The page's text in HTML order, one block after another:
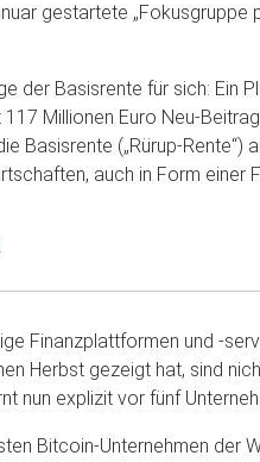
gestartete „Fokusgruppe
der Basisrente für sich: Ein
Millionen Euro Neu-
Basisrente („Rürup-Rente“)
auch in Form einer
Finanzplattformen und -
Herbst gezeigt hat, sind
nun explizit vor fünf
Bitcoin-Unternehmen der